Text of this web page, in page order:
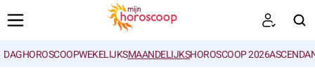
DAGHOROSCOOPWEKELIJKSMAANDELIJKSHOROSCOOP 2026